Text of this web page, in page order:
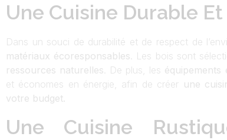
Une Cuisine Durable
Dans un souci de durabilité et de respect de
matériaux écoresponsables . Les bois sont
ressources naturelles . De plus, les équipements
et économes en énergie, afin de créer
une
votre budget.
Une Cuisine